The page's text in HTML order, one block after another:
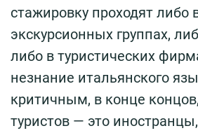
стажировку проходят либо
экскурсионных группах,
либо в туристических
незнание итальянского
критичным, в конце
туристов — это